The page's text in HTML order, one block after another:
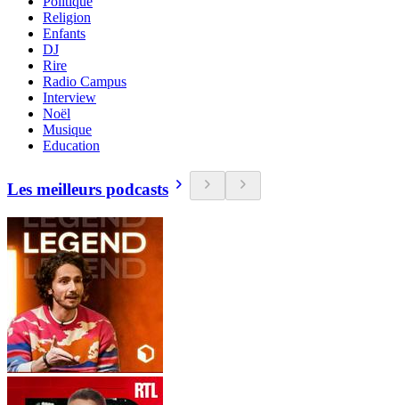
Religion
Enfants
DJ
Rire
Radio Campus
Interview
Noël
Musique
Education
Les meilleurs podcasts